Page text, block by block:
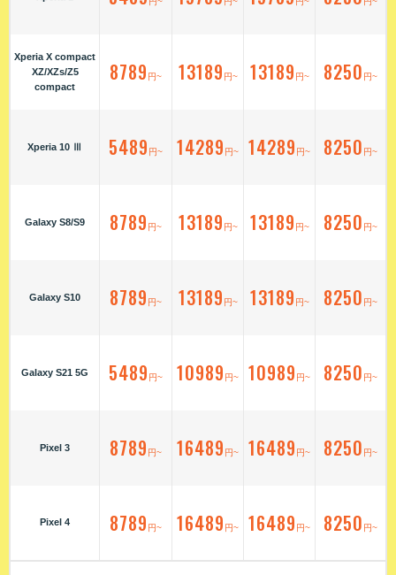
Xperia X compact
XZ/XZs/Z5
compact
Xperia 10 Ⅲ
Galaxy S8/S9
Galaxy S10
Galaxy S21 5G
Pixel 3
Pixel 4
8789 円~ 13189 円~ 13189 円~ 8250 円~
5489 円~ 14289 円~ 14289 円~ 8250 円~
8789 円~ 13189 円~ 13189 円~ 8250 円~
8789 円~ 13189 円~ 13189 円~ 8250 円~
5489 円~ 10989 円~ 10989 円~ 8250 円~
8789 円~ 16489 円~ 16489 円~ 8250 円~
8789 円~ 16489 円~ 16489 円~ 8250 円~